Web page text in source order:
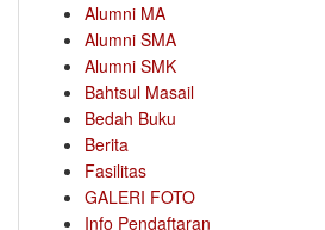
Alumni MA
Alumni SMA
Alumni SMK
Bahtsul Masail
Bedah Buku
Berita
Fasilitas
GALERI FOTO
Info Pendaftaran